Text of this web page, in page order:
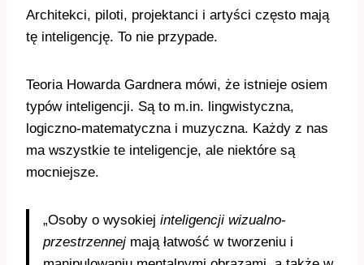
Architekci, piloti, projektanci i artyści często mają
tę inteligencję. To nie przypade.
Teoria Howarda Gardnera mówi, że istnieje osiem
typów inteligencji. Są to m.in. lingwistyczna,
logiczno-matematyczna i muzyczna. Każdy z nas
ma wszystkie te inteligencje, ale niektóre są
mocniejsze.
„Osoby o wysokiej inteligencji wizualno-
przestrzennej mają łatwość w tworzeniu i